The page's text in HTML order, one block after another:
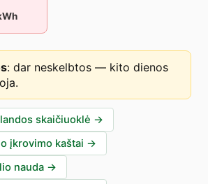
: dar neskelbtos — kito dienos
.
skaičiuoklė →
įkrovimo kaštai →
nauda →